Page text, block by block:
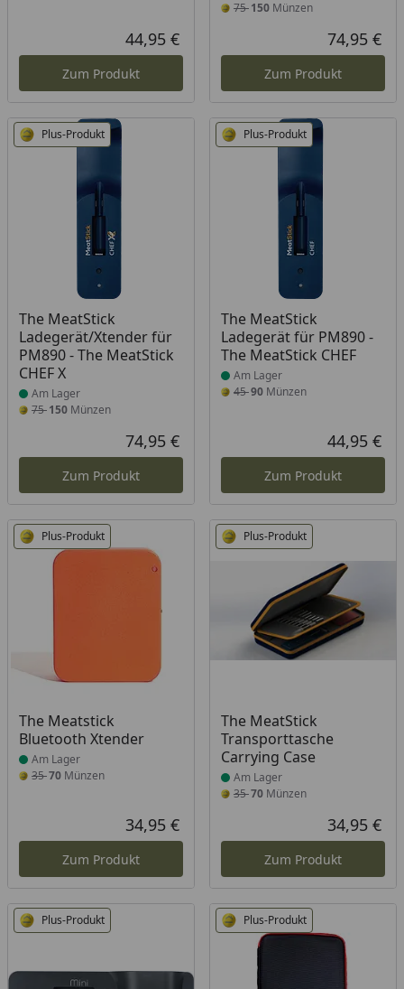
Aktueller Preis
44,95 €
Zum Produkt
75150Münzen
74,95 €
Zum Produkt
Plus-Produkt
The MeatStick
Ladegerät/Xtender für
PM890 - The MeatStick
CHEF X
Produkt am Lager
Am Lager
75150 Münzen
Aktueller Preis
74,95 €
Zum Produkt
Plus-Produkt
The MeatStick
Ladegerät für PM890 -
The MeatStick CHEF
Produkt am Lager
Am Lager
4590Münzen
44,95 €
Zum Produkt
Plus-Produkt
The Meatstick
Bluetooth Xtender
Produkt am Lager
Am Lager
3570 Münzen
Aktueller Preis
34,95 €
Zum Produkt
Plus-Produkt
The MeatStick
Transporttasche
Carrying Case
Produkt am Lager
Am Lager
3570Münzen
34,95 €
Zum Produkt
Plus-Produkt Plus-Produkt